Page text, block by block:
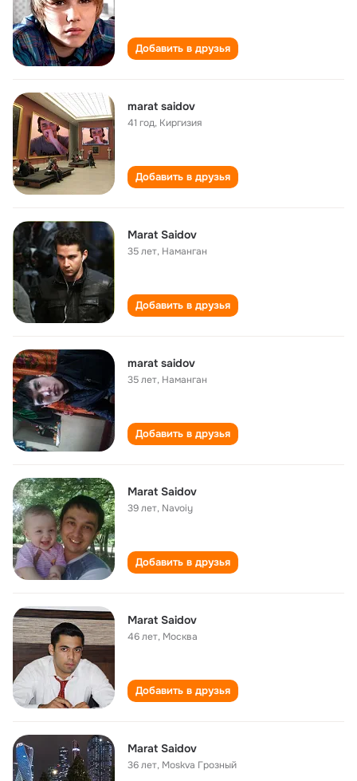
Добавить в друзья
marat saidov
41 год, Киргизия
Добавить в друзья
Marat Saidov
35 лет, Наманган
Добавить в друзья
marat saidov
35 лет, Наманган
Добавить в друзья
Marat Saidov
39 лет, Navoiy
Добавить в друзья
Marat Saidov
46 лет, Москва
Добавить в друзья
Marat Saidov
36 лет, Moskva Грозный